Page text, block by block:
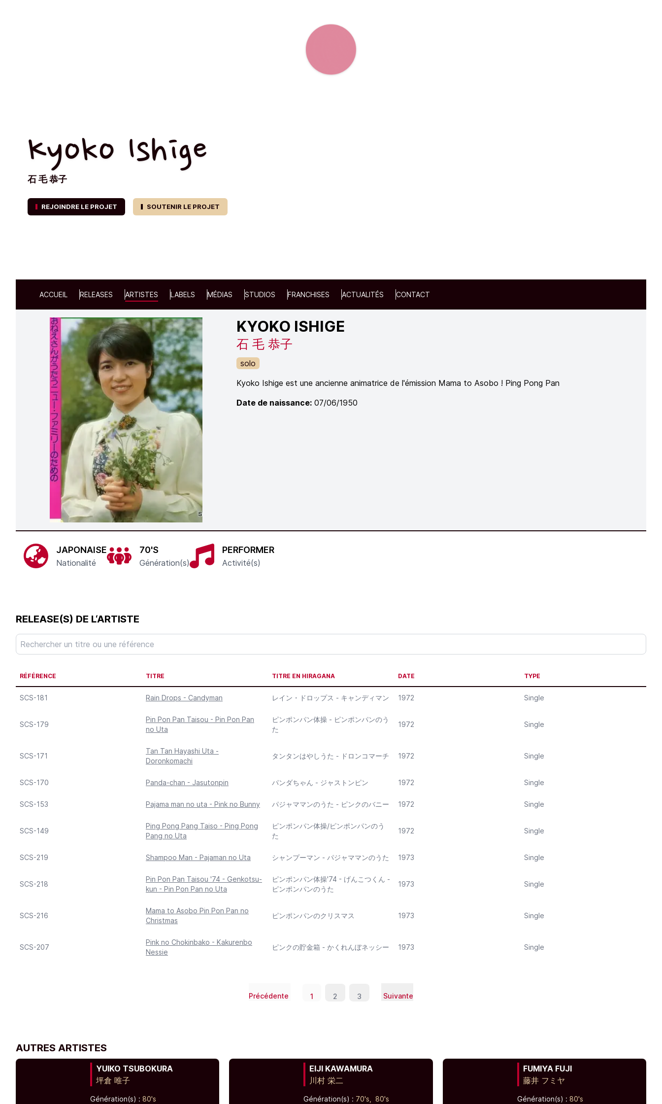
Kyoko Ishige
石 毛 恭子
REJOINDRE LE PROJET SOUTENIR LE PROJET
ACCUEIL RELEASES ARTISTES LABELS MÉDIAS STUDIOS FRANCHISES ACTUALITÉS CONTACT
KYOKO ISHIGE
石 毛 恭子
solo
Kyoko Ishige est une ancienne animatrice de l'émission Mama to Asobo ! Ping Pong Pan
Date de naissance: 07/06/1950
JAPONAISE
Nationalité
70'S
Génération(s)
PERFORMER
Activité(s)
RELEASE(S) DE L‘ARTISTE
RÉFÉRENCE TITRE TITRE EN HIRAGANA DATE TYPE
SCS-181 Rain Drops - Candyman レイン・ドロップス - キャンディマン 1972 Single
SCS-179
Pin Pon Pan Taisou - Pin Pon Pan
no Uta
ピンポンパン体操 - ピンポンパンのう
た
1972 Single
SCS-171
Tan Tan Hayashi Uta -
Doronkomachi
タンタンはやしうた - ドロンコマーチ 1972 Single
SCS-170 Panda-chan - Jasutonpin パンダちゃん - ジャストンピン 1972 Single
SCS-153 Pajama man no uta - Pink no Bunny パジャママンのうた - ピンクのバニー 1972 Single
SCS-149
Ping Pong Pang Taiso - Ping Pong
Pang no Uta
ピンポンパン体操/ピンポンパンのう
た
1972 Single
SCS-219 Shampoo Man - Pajaman no Uta シャンプーマン - パジャママンのうた 1973 Single
SCS-218
Pin Pon Pan Taisou '74 - Genkotsu-
kun - Pin Pon Pan no Uta
ピンポンパン体操'74 - げんこつくん -
ピンポンパンのうた
1973 Single
SCS-216
Mama to Asobo Pin Pon Pan no
Christmas
ピンポンパンのクリスマス 1973 Single
SCS-207
Pink no Chokinbako - Kakurenbo
Nessie
ピンクの貯金箱 - かくれんぼネッシー 1973 Single
Précédente 1 2 3 Suivante
AUTRES ARTISTES
YUIKO TSUBOKURA
坪倉 唯子
Génération(s) : 80's
EIJI KAWAMURA
川村 栄二
Génération(s) : 70's, 80's
FUMIYA FUJI
藤井 フミヤ
Génération(s) : 80's